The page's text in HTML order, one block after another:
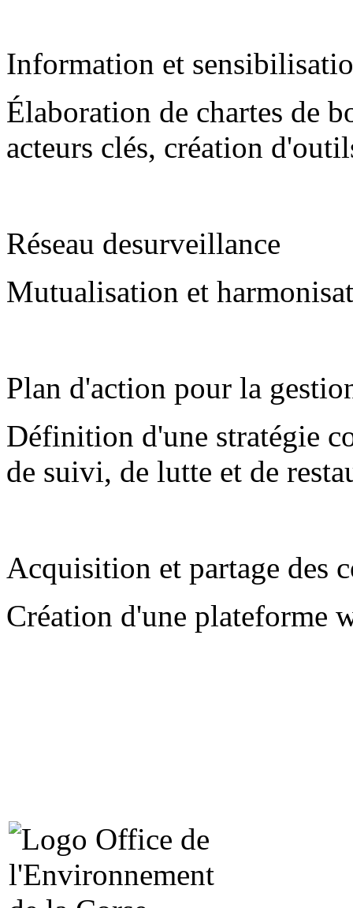
Information et
Élaboration de chartes de
acteurs clés, création
Réseau desurveillance
Mutualisation et
Plan d'action pour la
Définition d'une stratégie
de suivi, de lutte et de
Acquisition et partage des
Création d'une plateforme